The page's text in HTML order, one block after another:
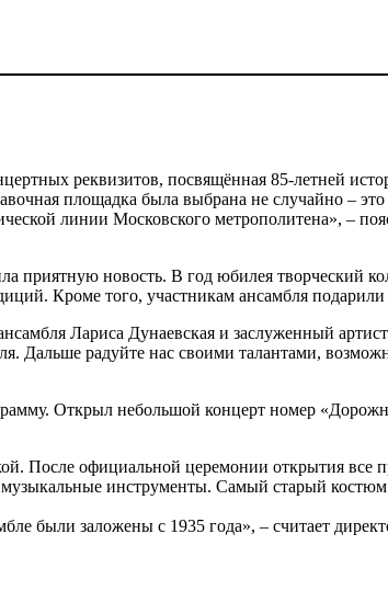
реквизитов, посвящённая 85-летней
площадка была выбрана не случайно – это
линии Московского метрополитена», –
приятную новость. В год юбилея творческий
Кроме того, участникам ансамбля
Лариса Дунаевская и заслуженный
Дальше радуйте нас своими талантами,
Открыл небольшой концерт номер
После официальной церемонии открытия все
инструменты. Самый старый
были заложены с 1935 года», – считает